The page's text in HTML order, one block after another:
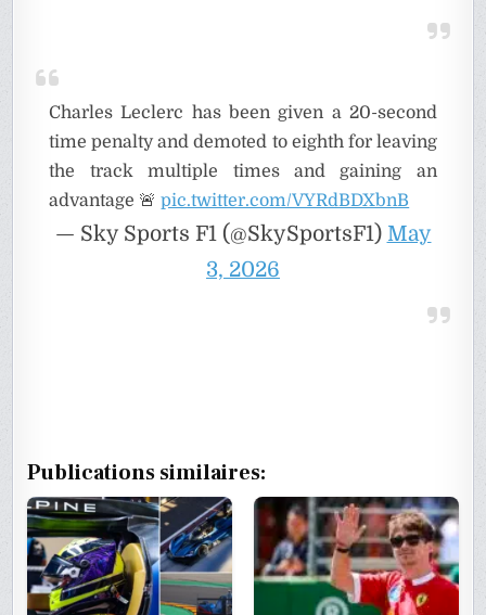
Charles Leclerc has been given a 20-second
time penalty and demoted to eighth for leaving
the track multiple times and gaining an
advantage 🚨pic.twitter.com/VYRdBDXbnB
— Sky Sports F1 (@SkySportsF1) May
3, 2026
Publications similaires: